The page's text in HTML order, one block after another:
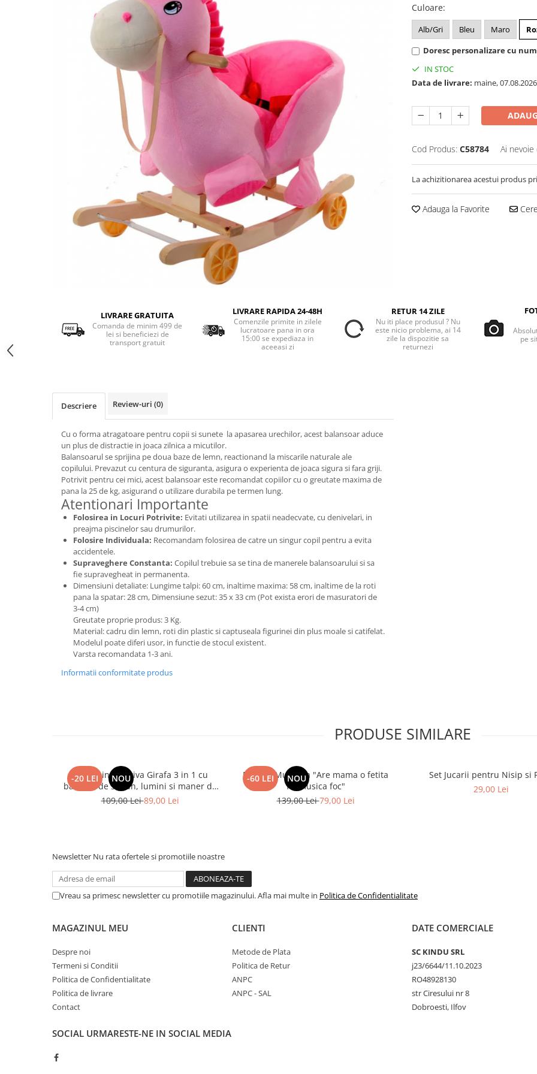
Tablite, Litere si Cifre
Culoare:
Alb/Gri Bleu Maro
Doresc personalizare cu
IN STOC
Data de livrare: maine, 07.08.2026
Cod Produs: C58784 Ai nevoie
La achizitionarea acestui produs
Adauga la Favorite
LIVRARE GRATUITA
Comanda de minim 499 de
lei si beneficiezi de
transport gratuit
LIVRARE RAPIDA 24-48H
Comenzile primite in zilele
lucratoare pana in ora
15:00 se expediaza in
aceeasi zi
RETUR 14 ZILE
Nu iti place produsul ? Nu
este nicio problema, ai 14
zile la dispozitie sa
returnezi
pe
Descriere Review-uri (0)
Cu o forma atragatoare pentru copii si sunete la apasarea urechilor, acest balansoar aduce
un plus de distractie in joaca zilnica a micutilor.
Balansoarul se sprijina pe doua baze de lemn, reactionand la miscarile naturale ale
copilului. Prevazut cu centura de siguranta, asigura o experienta de joaca sigura si fara griji.
Potrivit pentru cei mici, acest balansoar este recomandat copiilor cu o greutate maxima de
pana la 25 de kg, asigurand o utilizare durabila pe termen lung.
Atentionari Importante
Folosirea in Locuri Potrivite: Evitati utilizarea in spatii neadecvate, cu denivelari, in
preajma piscinelor sau drumurilor.
Folosire Individuala: Recomandam folosirea de catre un singur copil pentru a evita
accidentele.
Supraveghere Constanta: Copilul trebuie sa se tina de manerele balansoarului si sa
fie supravegheat in permanenta.
Dimensiuni detaliate: Lungime talpi: 60 cm, inaltime maxima: 58 cm, inaltime de la roti
pana la spatar: 28 cm, Dimensiune sezut: 35 x 33 cm (Pot exista erori de masuratori de
3-4 cm)
Greutate proprie produs: 3 Kg.
Material: cadru din lemn, roti din plastic si captuseala figurinei din plus moale si catifelat.
Modelul poate diferi usor, in functie de stocul existent.
Varsta recomandata 1-3 ani.
Informatii conformitate produs
PRODUSE SIMILARE
-20 LEI NOU
Jucarie interactiva Girafa 3 in 1 cu
baloane de sapun, lumini si maner de
impins
109,00 Lei89,00 Lei
-60 LEI NOU
Papusa Muzicala "Are mama o fetita
frumusica foc"
139,00 Lei79,00 Lei
Set Jucarii pentru Nisip si
29,00 Lei
Newsletter Nu rata ofertele si promotiile noastre
Vreau sa primesc newsletter cu promotiile magazinului. Afla mai multe in Politica de Confidentialitate
MAGAZINUL MEU
Despre noi
Termeni si Conditii
Politica de Confidentialitate
Politica de livrare
Contact
CLIENTI
Metode de Plata
Politica de Retur
ANPC
ANPC - SAL
DATE COMERCIALE
SC KINDU SRL
j23/6644/11.10.2023
RO48928130
str Ciresului nr 8
Dobroesti, Ilfov
SOCIAL URMARESTE-NE IN SOCIAL MEDIA